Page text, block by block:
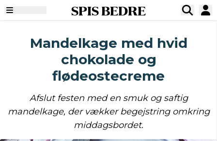
SPIS BEDRE
Mandelkage med hvid
chokolade og
flødeostecreme
Afslut festen med en smuk og saftig
mandelkage, der vækker begejstring omkring
middagsbordet.